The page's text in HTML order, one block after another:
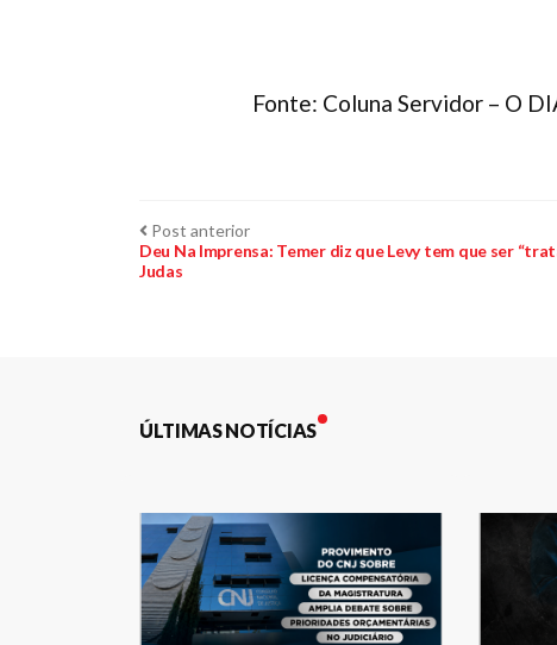
Fonte: Coluna Servidor – O
Navegação
de
Post anteriorPost
anterior:
Deu Na Imprensa: Temer diz que Levy tem que ser
Judas
ÚLTIMAS NOTÍCIAS